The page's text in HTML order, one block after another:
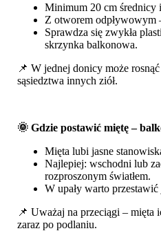
Minimum 20 cm średnicy
Z otworem odpływowym
Sprawdza się zwykła
skrzynka balkonowa.
📌 W jednej donicy może
sąsiedztwa innych ziół.
🌞 Gdzie postawić miętę –
Mięta lubi jasne
Najlepiej: wschodni lub
rozproszonym światłem.
W upały warto przestawić
📌 Uważaj na przeciągi – mięta
zaraz po podlaniu.